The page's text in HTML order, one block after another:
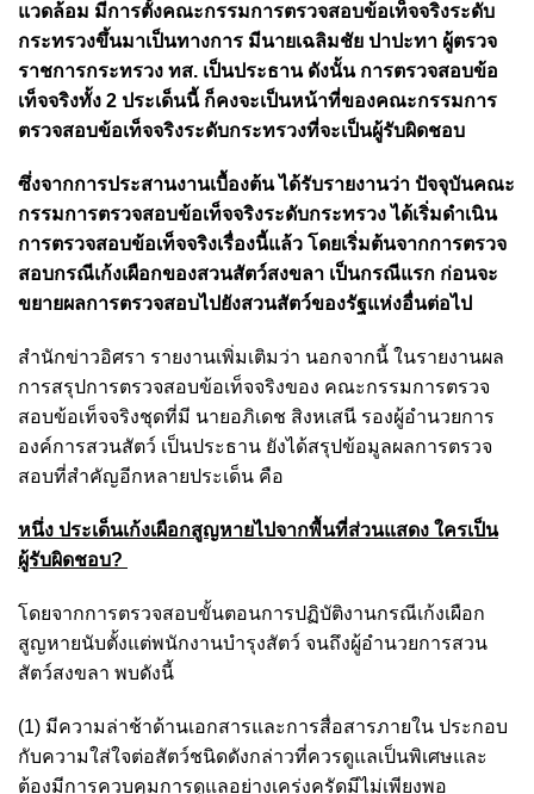
แวดล้อม มีการตั้งคณะกรรมการตรวจสอบข้อเท็จจริงระดับ
กระทรวงขึ้นมาเป็นทางการ มีนายเฉลิมชัย ปาปะทา ผู้ตรวจ
ราชการกระทรวง ทส. เป็นประธาน ดังนั้น การตรวจสอบข้อ
เท็จจริงทั้ง 2 ประเด็นนี้ ก็คงจะเป็นหน้าที่ของคณะกรรมการ
ตรวจสอบข้อเท็จจริงระดับกระทรวงที่จะเป็นผู้รับผิดชอบ
ซึ่งจากการประสานงานเบื้องต้น ได้รับรายงานว่า ปัจจุบันคณะ
กรรมการตรวจสอบข้อเท็จจริงระดับกระทรวงได้เริ่มดำเนิน
การตรวจสอบข้อเท็จจริงเรื่องนี้แล้ว โดยเริ่มต้นจากการตรวจ
สอบกรณีเก้งเผือกของสวนสัตว์สงขลา เป็นกรณีแรก ก่อนจะ
ขยายผลการตรวจสอบไปยังสวนสัตว์ของรัฐแห่งอื่นต่อไป
สำนักข่าวอิศรา รายงานเพิ่มเติมว่า นอกจากนี้ ในรายงานผล
การสรุปการตรวจสอบข้อเท็จจริงของ คณะกรรมการตรวจ
สอบข้อเท็จจริงชุดที่มี นายอภิเดช สิงหเสนี รองผู้อำนวยการ
องค์การสวนสัตว์ เป็นประธาน ยังได้สรุปข้อมูลผลการตรวจ
สอบที่สำคัญอีกหลายประเด็น คือ
หนึ่ง ประเด็นเก้งเผือกสูญหายไปจากพื้นที่ส่วนแสดง ใครเป็น
ผู้รับผิดชอบ?
โดยจากการตรวจสอบขั้นตอนการปฏิบัติงานกรณีเก้งเผือก
สูญหายนับตั้งแต่พนักงานบำรุงสัตว์ จนถึงผู้อำนวยการสวน
สัตว์สงขลา พบดังนี้
(1) มีความล่าช้าด้านเอกสารและการสื่อสารภายใน ประกอบ
กับความใส่ใจต่อสัตว์ชนิดดังกล่าวที่ควรดูแลเป็นพิเศษและ
ต้องมีการควบคุมการดูแลอย่างเคร่งครัดมีไม่เพียงพอ